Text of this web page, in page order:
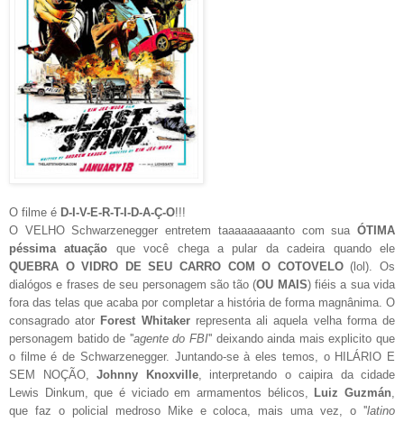
O filme é D-I-V-E-R-T-I-D-A-Ç-O!!!
O VELHO Schwarzenegger entretem taaaaaaaaanto com sua ÓTIMA
péssima atuação que você chega a pular da cadeira quando ele
QUEBRA O VIDRO DE SEU CARRO COM O COTOVELO(lol). Os
dialógos e frases de seu personagem são tão (OU MAIS) fiéis a sua vida
fora das telas que acaba por completar a história de forma magnânima. O
consagrado ator Forest Whitakerrepresenta ali aquela velha forma de
personagem batido de ''agente do FBI'' deixando ainda mais explicito que
o filme é de Schwarzenegger. Juntando-se à eles temos, o HILÁRIO E
SEM NOÇÃO, Johnny Knoxville, interpretando o caipira da cidade
Lewis Dinkum, que é viciado em armamentos bélicos, Luiz Guzmán,
que faz o policial medroso Mike e coloca, mais uma vez, o ''latino